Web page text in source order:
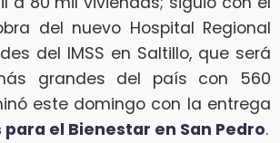
del nuevo Hospital Regional
del IMSS en Saltillo, que será
grandes del país con 560
este domingo con la entrega
el Bienestar en San Pedro.